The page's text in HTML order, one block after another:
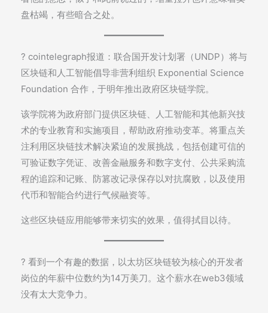
盘枯竭，有些暗合之处。
? cointelegraph报道：联合国开发计划署（UNDP）将与
区块链和人工智能倡导非营利组织 Exponential Science
Foundation 合作，于明年推出政府区块链学院。
该学院将为政府部门提供区块链、人工智能和其他新兴技
术的专业教育和实施项目，帮助政府推动变革。将重点关
注利用区块链技术解决紧迫的发展挑战，包括创建可信的
可验证数字凭证、改善金融服务和数字支付、公共采购流
程的追踪和记账、防篡改记录保存以对抗腐败，以及使用
代币和智能合约进行气候融资等。
这些区块链应用能够带来切实的效果，值得拭目以待。
? 看到一个有趣的数据，以太坊区块链较为核心的开发者
岗位的年薪中位数约为14万美刀。这个薪水在web3领域
没有太大竞争力。